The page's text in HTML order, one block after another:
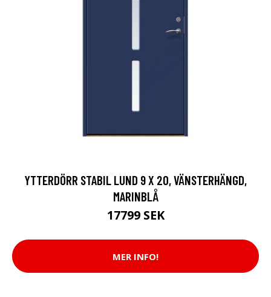
YTTERDÖRR STABIL LUND 9 X 20, VÄNSTERHÄNGD,
MARINBLÅ
17799 SEK
MER INFO!